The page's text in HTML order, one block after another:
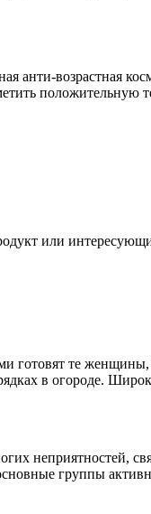
анти-возрастная
положительную
или
готовят те
в огороде.
неприятностей,
группы